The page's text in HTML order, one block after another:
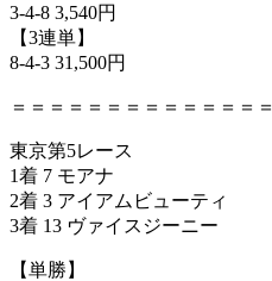
3-4-8 3,540円
【3連単】
8-4-3 31,500円
＝＝＝＝＝＝＝＝＝＝＝＝＝＝
東京第5レース
1着 7 モアナ
2着 3 アイアムビューティ
3着 13 ヴァイスジーニー
【単勝】